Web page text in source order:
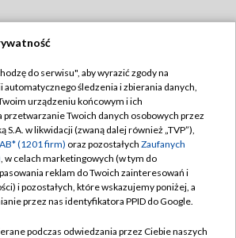
TVP
TVP
Cyfrowa
Regulamin TVP
Polityka prywatności
Moje zgody
Pomoc
do serwisu", aby wyrazić zgody na
śledzenia i zbierania danych,
urządzeniu końcowym i ich
Twoich danych osobowych przez
S.A. w likwidacji (zwaną dalej również „TVP”),
(1201 firm) oraz pozostałych Zaufanych
, w celach marketingowych (w tym do
reklam do Twoich zainteresowań i
i pozostałych, które wskazujemy poniżej, a
przez nas identyfikatora PPID do Google.
podczas odwiedzania przez Ciebie naszych